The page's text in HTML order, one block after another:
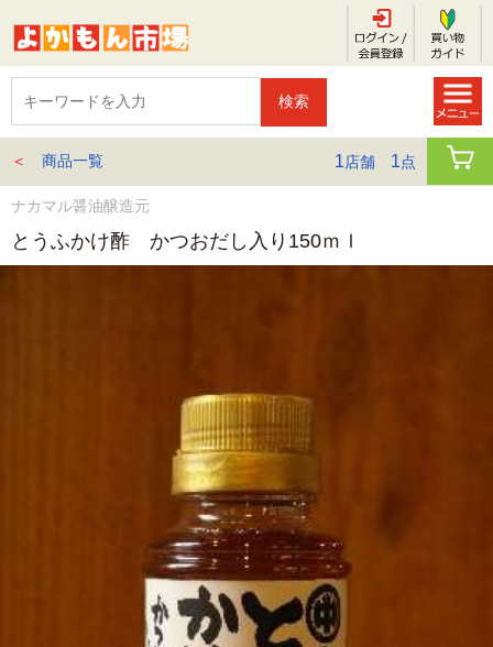
＜ 商品一覧 1店舗 1点
ナカマル醤油醸造元
とうふかけ酢 かつおだし入り150ｍｌ